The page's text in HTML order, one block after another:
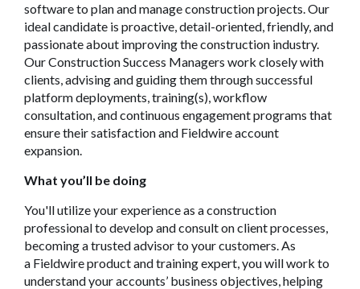
software to plan and manage construction projects. Our
ideal candidate is proactive, detail-oriented, friendly, and
passionate about improving the construction industry.
Our Construction Success Managers work closely with
clients, advising and guiding them through successful
platform deployments, training(s), workflow
consultation, and continuous engagement programs that
ensure their satisfaction and Fieldwire account
expansion.
What you’ll be doing
You'll utilize your experience as a construction
professional to develop and consult on client processes,
becoming a trusted advisor to your customers. As
a Fieldwire product and training expert, you will work to
understand your accounts’ business objectives, helping